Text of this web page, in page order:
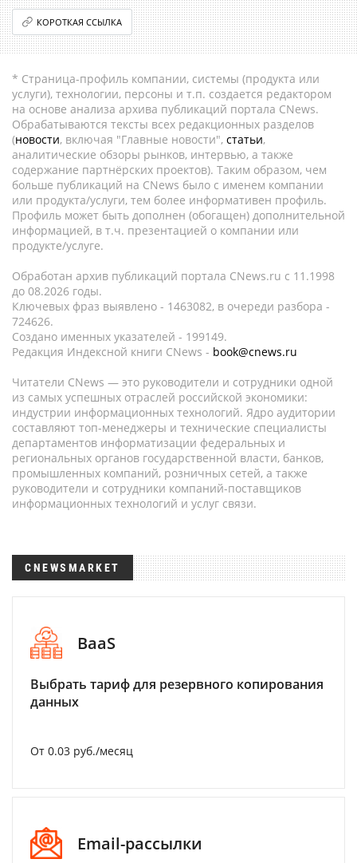
КОРОТКАЯ ССЫЛКА
* Страница-профиль компании, системы (продукта или
услуги), технологии, персоны и т.п. создается редактором
на основе анализа архива публикаций портала CNews.
Обрабатываются тексты всех редакционных разделов
(новости, включая "Главные новости", статьи,
аналитические обзоры рынков, интервью, а также
содержание партнёрских проектов). Таким образом, чем
больше публикаций на CNews было с именем компании
или продукта/услуги, тем более информативен профиль.
Профиль может быть дополнен (обогащен) дополнительной
информацией, в т.ч. презентацией о компании или
продукте/услуге.
Обработан архив публикаций портала CNews.ru c 11.1998
до 08.2026 годы.
Ключевых фраз выявлено - 1463082, в очереди разбора -
724626.
Создано именных указателей - 199149.
Редакция Индексной книги CNews - book@cnews.ru
Читатели CNews — это руководители и сотрудники одной
из самых успешных отраслей российской экономики:
индустрии информационных технологий. Ядро аудитории
составляют топ-менеджеры и технические специалисты
департаментов информатизации федеральных и
региональных органов государственной власти, банков,
промышленных компаний, розничных сетей, а также
руководители и сотрудники компаний-поставщиков
информационных технологий и услуг связи.
CNEWSMARKET
BaaS
Выбрать тариф для резервного копирования
данных
От 0.03 руб./месяц
Email-рассылки